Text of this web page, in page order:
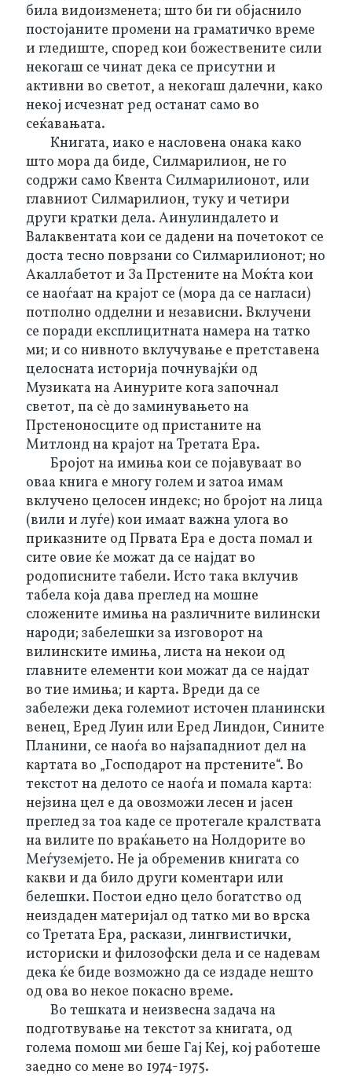
била видоизменета; што би ги објаснило
постојаните промени на граматичко време
и гледиште, според кои божествените сили
некогаш се чинат дека се присутни и
активни во светот, а некогаш далечни, како
некој исчезнат ред останат само во
сеќавањата.
Книгата, иако е насловена онака како
што мора да биде, Силмарилион, не го
содржи само Квента Силмарилионот, или
главниот Силмарилион, туку и четири
други кратки дела. Аинулиндалето и
Валаквентата кои се дадени на почетокот се
доста тесно поврзани со Силмарилионот; но
Акаллабетот и За Прстените на Моќта кои
се наоѓаат на крајот се (мора да се нагласи)
потполно одделни и независни. Вклучени
се поради експлицитната намера на татко
ми; и со нивното вклучување е претставена
целосната историја почнувајќи од
Музиката на Аинурите кога започнал
светот, па сѐ до заминувањето на
Прстеноносците од пристаните на
Митлонд на крајот на Третата Ера.
Бројот на имиња кои се појавуваат во
оваа книга е многу голем и затоа имам
вклучено целосен индекс; но бројот на лица
(вили и луѓе) кои имаат важна улога во
приказните од Првата Ера е доста помал и
сите овие ќе можат да се најдат во
родописните табели. Исто така вклучив
табела која дава преглед на мошне
сложените имиња на различните вилински
народи; забелешки за изговорот на
вилинските имиња, листа на некои од
главните елементи кои можат да се најдат
во тие имиња; и карта. Вреди да се
забележи дека големиот источен планински
венец, Еред Луин или Еред Линдон, Сините
Планини, се наоѓа во најзападниот дел на
картата во „Господарот на прстените“. Во
текстот на делото се наоѓа и помала карта:
нејзина цел е да овозможи лесен и јасен
преглед за тоа каде се протегале кралствата
на вилите по враќањето на Нолдорите во
Меѓуземјето. Не ја обременив книгата со
какви и да било други коментари или
белешки. Постои едно цело богатство од
неиздаден материјал од татко ми во врска
со Третата Ера, раскази, лингвистички,
историски и филозофски дела и се надевам
дека ќе биде возможно да се издаде нешто
од ова во некое покасно време.
Во тешката и неизвесна задача на
подготвување на текстот за книгата, од
голема помош ми беше Гај Кеј, кој работеше
заедно со мене во 1974-1975.